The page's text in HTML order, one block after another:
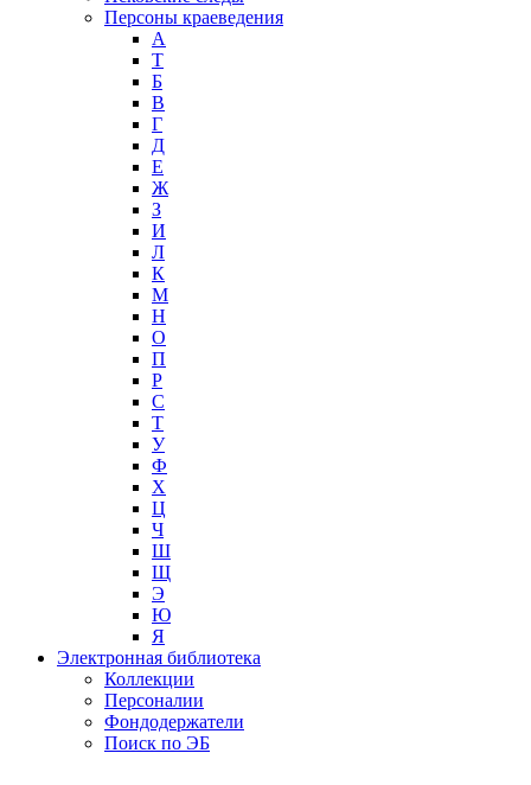
Персоны краеведения
А
T
Б
В
Г
Д
Е
Ж
З
И
Л
К
М
Н
О
П
Р
С
Т
У
Ф
Х
Ц
Ч
Ш
Щ
Э
Ю
Я
Электронная библиотека
Коллекции
Персоналии
Фондодержатели
Поиск по ЭБ